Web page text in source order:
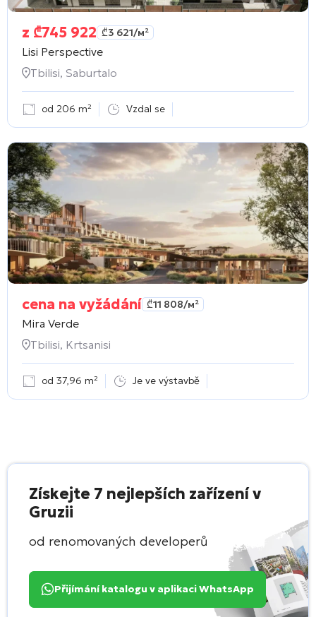
z ₾745 922 ₾3 621/м²
Lisi Perspective
Tbilisi, Saburtalo
od 206 m² Vzdal se
cena na vyžádání ₾11 808/м²
Mira Verde
Tbilisi, Krtsanisi
od 37,96 m² Je ve výstavbě
Získejte 7 nejlepších zařízení v
Gruzii
od renomovaných developerů
Přijímání katalogu v aplikaci WhatsApp